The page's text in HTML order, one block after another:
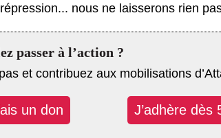
nous ne laisserons rien
passer à l’action ?
et contribuez aux mobilisations
un don J’adhère dès